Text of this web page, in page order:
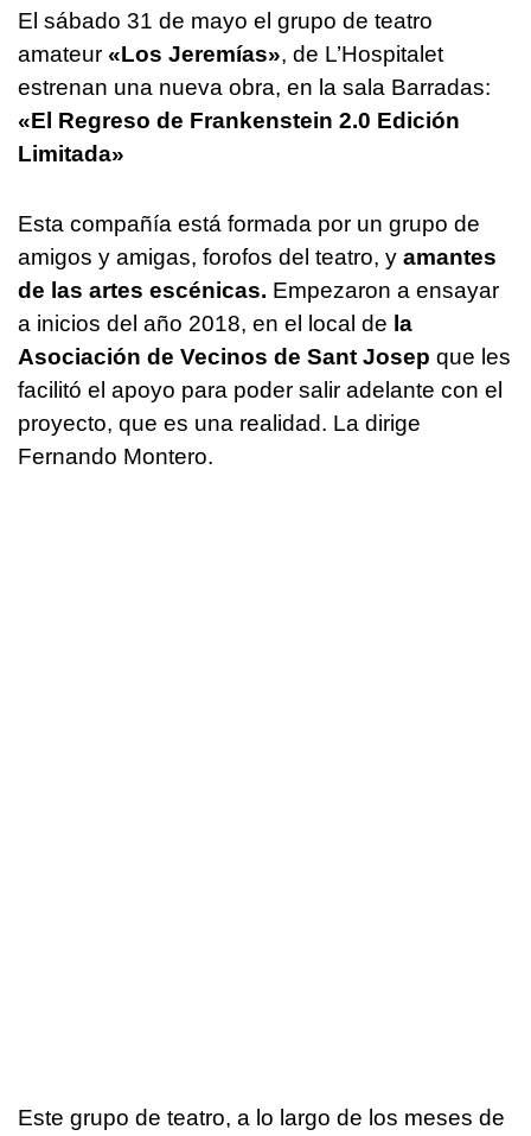
El sábado 31 de mayo el grupo de teatro
amateur «Los Jeremías», de L’Hospitalet
estrenan una nueva obra, en la sala Barradas:
«El Regreso de Frankenstein 2.0 Edición
Limitada»
Esta compañía está formada por un grupo de
amigos y amigas, forofos del teatro, y amantes
de las artes escénicas. Empezaron a ensayar
a inicios del año 2018, en el local de la
Asociación de Vecinos de Sant Josep que les
facilitó el apoyo para poder salir adelante con el
proyecto, que es una realidad. La dirige
Fernando Montero.
Este grupo de teatro, a lo largo de los meses de